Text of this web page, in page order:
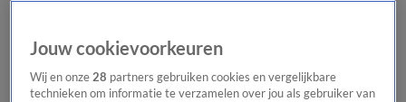
Jouw cookievoorkeuren
Wij en onze28 partners gebruiken cookies en vergelijkbare
technieken om informatie te verzamelen over jou als gebruiker van